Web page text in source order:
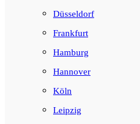
Düsseldorf
Frankfurt
Hamburg
Hannover
Köln
Leipzig